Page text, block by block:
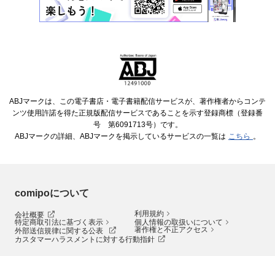
ABJマークは、この電子書店・電子書籍配信サービスが、著作権者からコンテ
ンツ使用許諾を得た正規版配信サービスであることを示す登録商標（登録番
号 第6091713号）です。
ABJマークの詳細、ABJマークを掲示しているサービスの一覧は こちら 。
comipoについて
会社概要
利用規約
特定商取引法に基づく表示
個人情報の取扱いについて
外部送信規律に関する公表
著作権と不正アクセス
カスタマーハラスメントに対する行動指針